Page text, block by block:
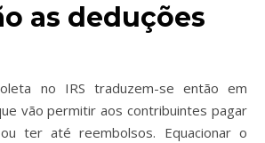
as deduções
no IRS traduzem-se então em
vão permitir aos contribuintes pagar
ter até reembolsos. Equacionar o